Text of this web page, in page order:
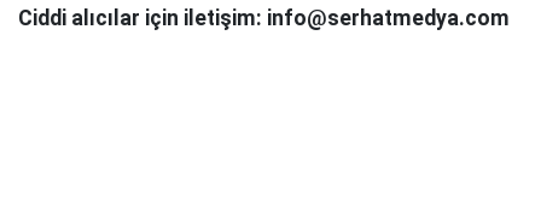
Ciddi alıcılar için iletişim: info@serhatmedya.com